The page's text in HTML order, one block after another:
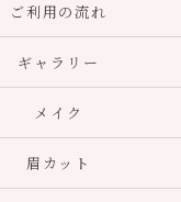
ご利用の流れ
ギャラリー
メイク
眉カット